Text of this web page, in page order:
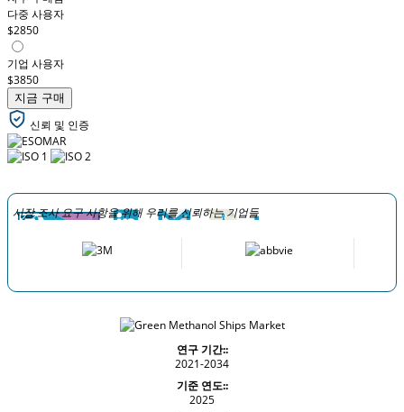
다중 사용자
$2850
기업 사용자
$3850
지금 구매
신뢰 및 인증
시장 조사 요구 사항을 위해 우리를 신뢰하는 기업들
연구 기간::
2021-2034
기준 연도::
2025